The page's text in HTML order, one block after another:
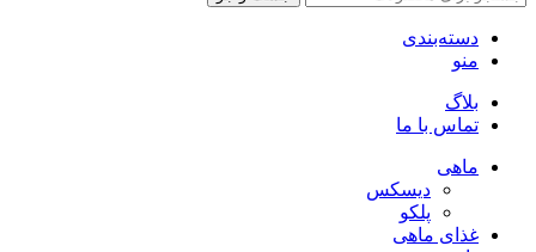
دسته‌بندی
منو
بلاگ
تماس با ما
ماهی
دیسکس
پلکو
غذای ماهی